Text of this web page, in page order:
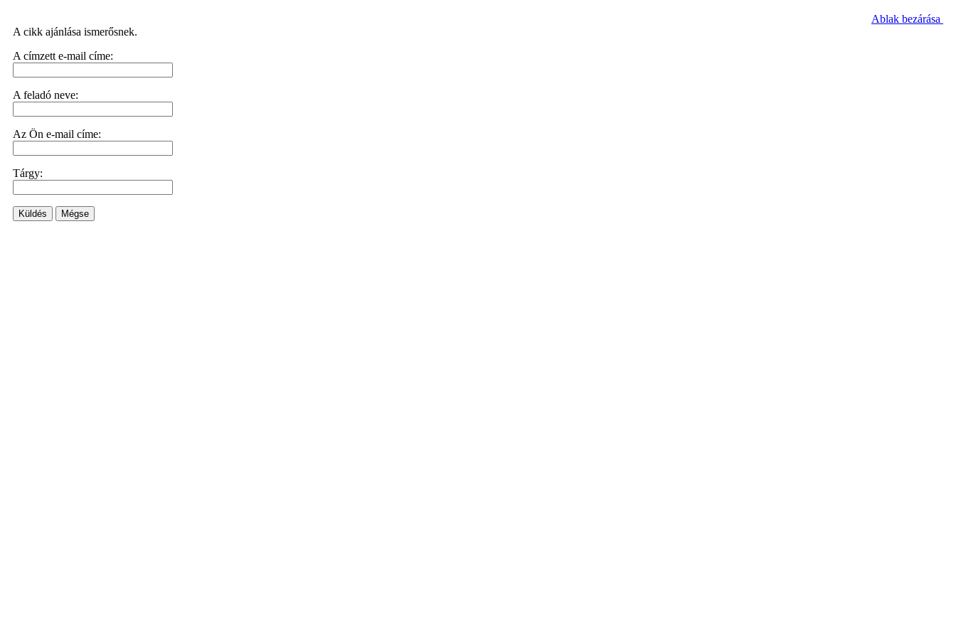
Ablak bezárása
A cikk ajánlása ismerősnek.
A címzett e-mail címe:
A feladó neve:
Az Ön e-mail címe:
Tárgy:
Küldés Mégse